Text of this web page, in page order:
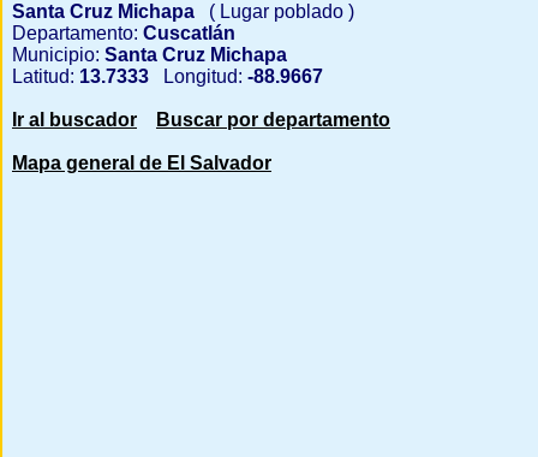
Santa Cruz Michapa
( Lugar poblado )
Departamento: Cuscatlán
Municipio: Santa Cruz Michapa
Latitud: 13.7333 Longitud: -88.9667
Ir al buscador Buscar por departamento
Mapa general de El Salvador